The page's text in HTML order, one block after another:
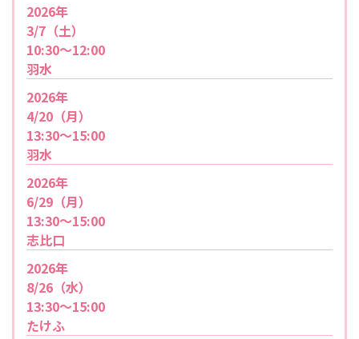
2026年
3/7（土）
10:30～12:00
羽水
2026年
4/20（月）
13:30～15:00
羽水
2026年
6/29（月）
13:30～15:00
志比口
2026年
8/26（水）
13:30～15:00
たけふ